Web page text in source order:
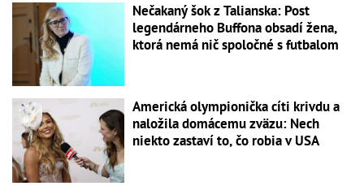
Nečakaný šok z Talianska: Post
legendárneho Buffona obsadí žena,
ktorá nemá nič spoločné s futbalom
Americká olympionička cíti krivdu a
naložila domácemu zväzu: Nech
niekto zastaví to, čo robia v USA